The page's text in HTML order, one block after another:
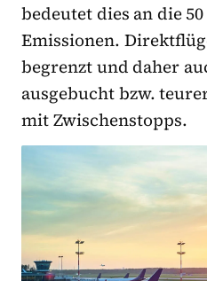
bedeutet dies an die
Emissionen.
begrenzt und daher
ausgebucht bzw.
mit Zwischenstopps.